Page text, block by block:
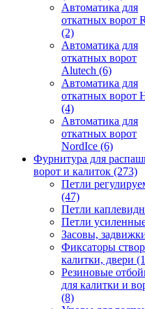
Автоматика для
откатных ворот
(2)
Автоматика для
откатных ворот
Alutech (6)
Автоматика для
откатных ворот
(4)
Автоматика для
откатных ворот
NordIce (6)
Фурнитура для
ворот и калиток (273)
Петли
(47)
Петли
Петли
Засовы,
Фиксаторы
калитки, двери
Резиновые
для калитки и
(8)